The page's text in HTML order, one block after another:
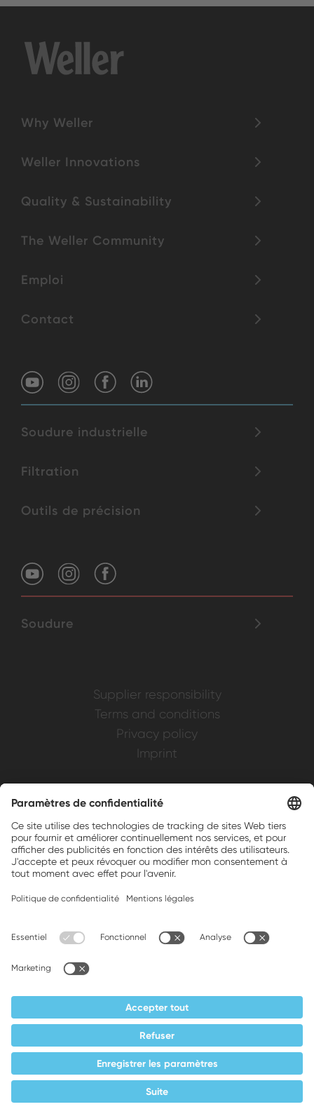
Why Weller
Weller Innovations
Quality & Sustainability
The Weller Community
Emploi
Contact
Soudure industrielle
Filtration
Outils de précision
Soudure
Supplier responsibility
Terms and conditions
Privacy policy
Imprint
Brands, Inc.
Companion brands: